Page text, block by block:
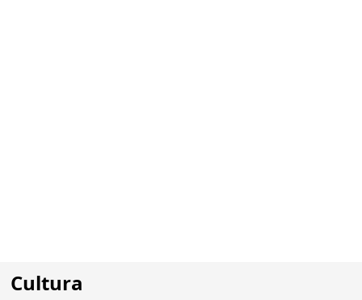
Cultura